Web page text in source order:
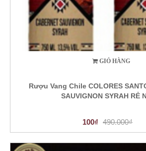
GIỎ HÀNG
Rượu Vang Chile COLORES
SAUVIGNON SYRAH RẺ
100₫ 490.000₫